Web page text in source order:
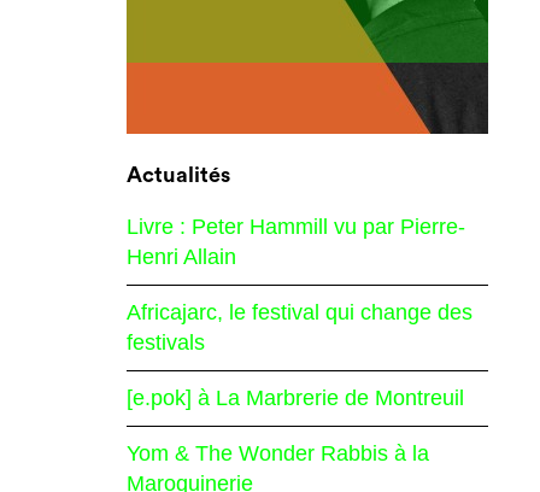
Actualités
Livre : Peter Hammill vu par Pierre-
Henri Allain
Africajarc, le festival qui change des
festivals
[e.pok] à La Marbrerie de Montreuil
Yom & The Wonder Rabbis à la
Maroquinerie